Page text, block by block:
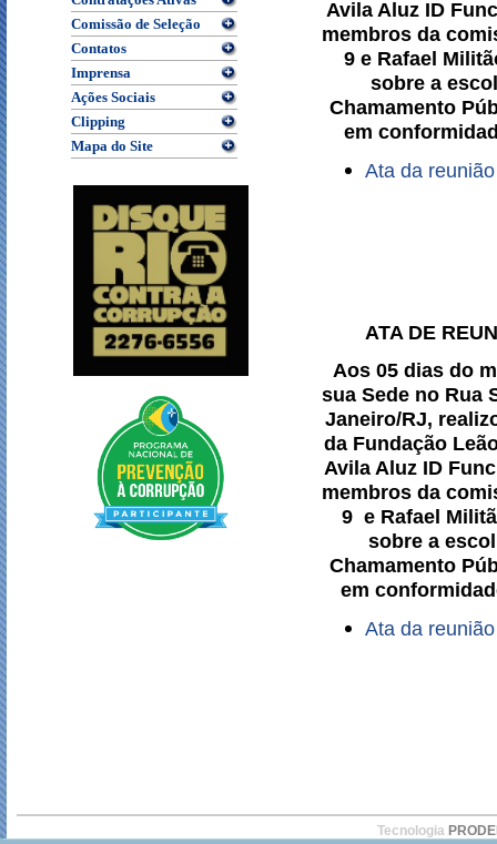
Comissão de Seleção
Contatos
Imprensa
Ações Sociais
Clipping
Mapa do Site
Avila Aluz ID
membros da
9 e Rafael
sobre a
Chamamento
em
Ata da
ATA DE
Aos 05 dias do
sua Sede no Rua
Janeiro/RJ,
da Fundação
Avila Aluz ID
membros da
9 e Rafael
sobre a
Chamamento
em
Ata da
Tecnologia